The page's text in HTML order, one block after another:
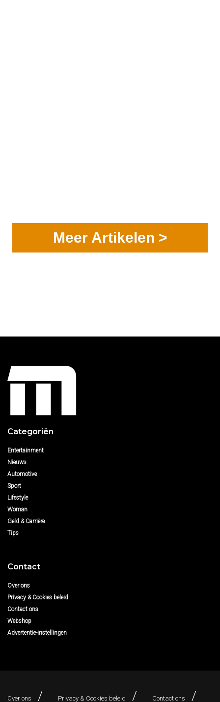
Meer Artikelen >
Categoriën
Entertainment
Nieuws
Automotive
Sport
Lifestyle
Woman
Geld & Carrière
Tips
Contact
Over ons
Privacy & Cookies beleid
Contact ons
Webshop
Advertentie-instellingen
Over ons Privacy & Cookies beleid Contact ons